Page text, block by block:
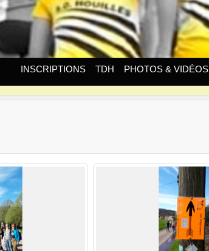
INSCRIPTIONS TDH PHOTOS & VIDÉOS